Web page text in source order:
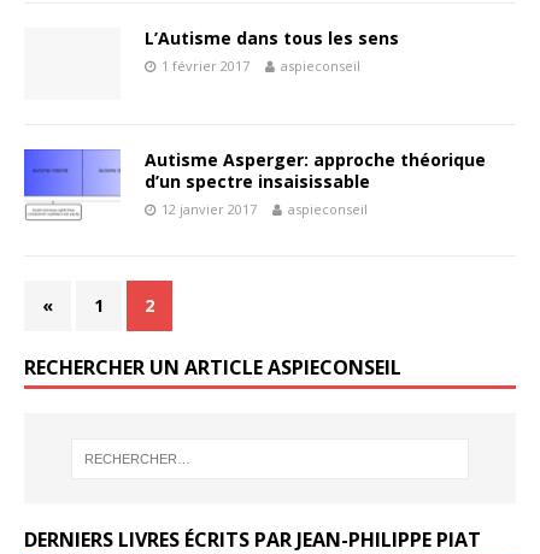
L’Autisme dans tous les sens
1 février 2017 aspieconseil
Autisme Asperger: approche théorique
d’un spectre insaisissable
12 janvier 2017 aspieconseil
« 1 2
RECHERCHER UN ARTICLE ASPIECONSEIL
DERNIERS LIVRES ÉCRITS PAR JEAN-PHILIPPE PIAT